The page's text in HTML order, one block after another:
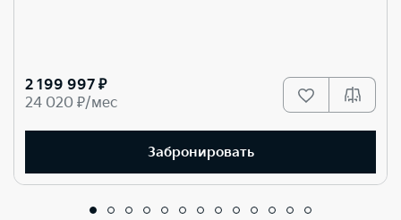
2 199 997 ₽
24 020 ₽/мес
Забронировать